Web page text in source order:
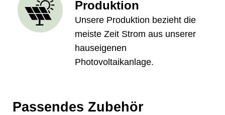
Produktion
Unsere Produktion bezieht die
meiste Zeit Strom aus unserer
hauseigenen
Photovoltaikanlage.
Passendes Zubehör